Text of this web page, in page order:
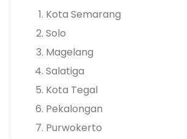
Kota Semarang
Solo
Magelang
Salatiga
Kota Tegal
Pekalongan
Purwokerto